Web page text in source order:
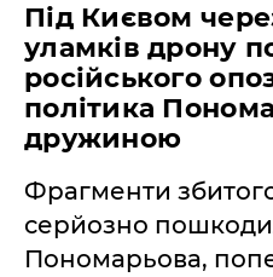
Під Києвом
уламків дрону
російського
політика
дружиною
Фрагменти
серйозно
Пономарьова,